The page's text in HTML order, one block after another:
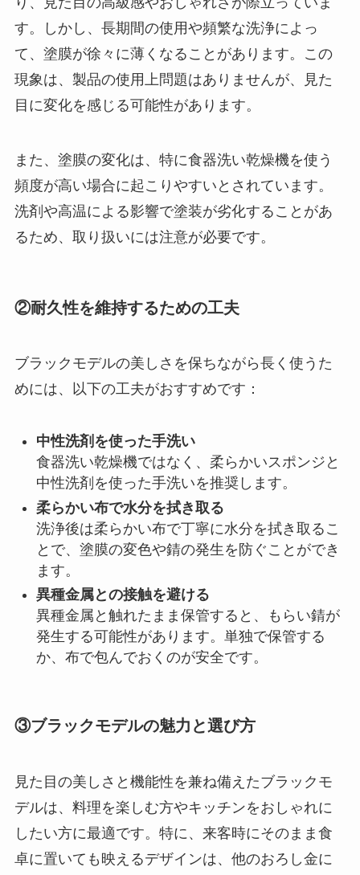
す。しかし、長期間の使用や頻繁な洗浄によっ
て、塗膜が徐々に薄くなることがあります。この
現象は、製品の使用上問題はありませんが、見た
目に変化を感じる可能性があります。
また、塗膜の変化は、特に食器洗い乾燥機を使う
頻度が高い場合に起こりやすいとされています。
洗剤や高温による影響で塗装が劣化することがあ
るため、取り扱いには注意が必要です。
②耐久性を維持するための工夫
ブラックモデルの美しさを保ちながら長く使うた
めには、以下の工夫がおすすめです：
中性洗剤を使った手洗い
食器洗い乾燥機ではなく、柔らかいスポンジと
中性洗剤を使った手洗いを推奨します。
柔らかい布で水分を拭き取る
洗浄後は柔らかい布で丁寧に水分を拭き取るこ
とで、塗膜の変色や錆の発生を防ぐことができ
ます。
異種金属との接触を避ける
異種金属と触れたまま保管すると、もらい錆が
発生する可能性があります。単独で保管する
か、布で包んでおくのが安全です。
③ブラックモデルの魅力と選び方
見た目の美しさと機能性を兼ね備えたブラックモ
デルは、料理を楽しむ方やキッチンをおしゃれに
したい方に最適です。特に、来客時にそのまま食
卓に置いても映えるデザインは、他のおろし金に